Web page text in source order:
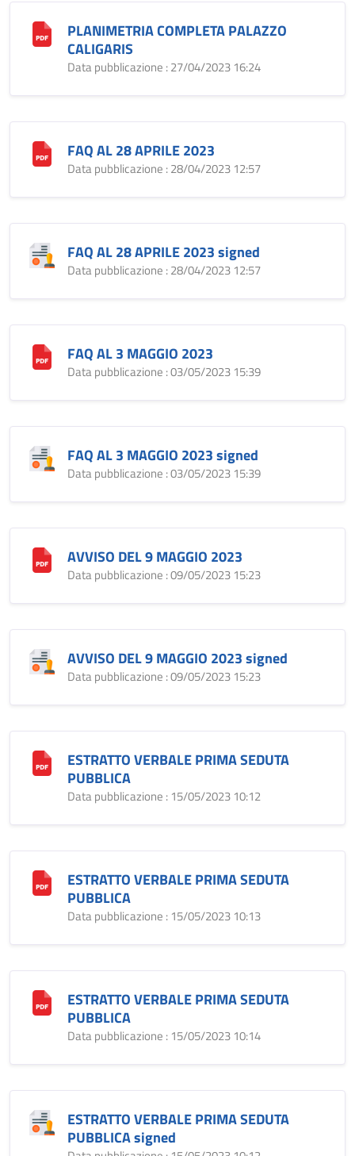
PLANIMETRIA COMPLETA PALAZZO
CALIGARIS
Data pubblicazione : 27/04/2023 16:24
FAQ AL 28 APRILE 2023
Data pubblicazione : 28/04/2023 12:57
FAQ AL 28 APRILE 2023 signed
Data pubblicazione : 28/04/2023 12:57
FAQ AL 3 MAGGIO 2023
Data pubblicazione : 03/05/2023 15:39
FAQ AL 3 MAGGIO 2023 signed
Data pubblicazione : 03/05/2023 15:39
AVVISO DEL 9 MAGGIO 2023
Data pubblicazione : 09/05/2023 15:23
AVVISO DEL 9 MAGGIO 2023 signed
Data pubblicazione : 09/05/2023 15:23
ESTRATTO VERBALE PRIMA SEDUTA
PUBBLICA
Data pubblicazione : 15/05/2023 10:12
ESTRATTO VERBALE PRIMA SEDUTA
PUBBLICA
Data pubblicazione : 15/05/2023 10:13
ESTRATTO VERBALE PRIMA SEDUTA
PUBBLICA
Data pubblicazione : 15/05/2023 10:14
ESTRATTO VERBALE PRIMA SEDUTA
PUBBLICA signed